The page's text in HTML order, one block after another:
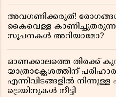
അവഗണിക്കരുത്!
കൈവെള്ള
സൂചനകൾ അറിയാമോ?
ഓണക്കാലത്തെ തിരക്ക്
യാത്രാക്ലേശത്തിന്
എന്നിവിടങ്ങളിൽ
ട്രെയിനുകൾ നീട്ടി